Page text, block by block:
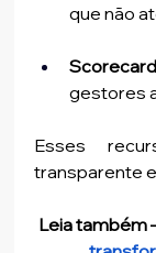
que não
gestores
Esses
transparente
Leia